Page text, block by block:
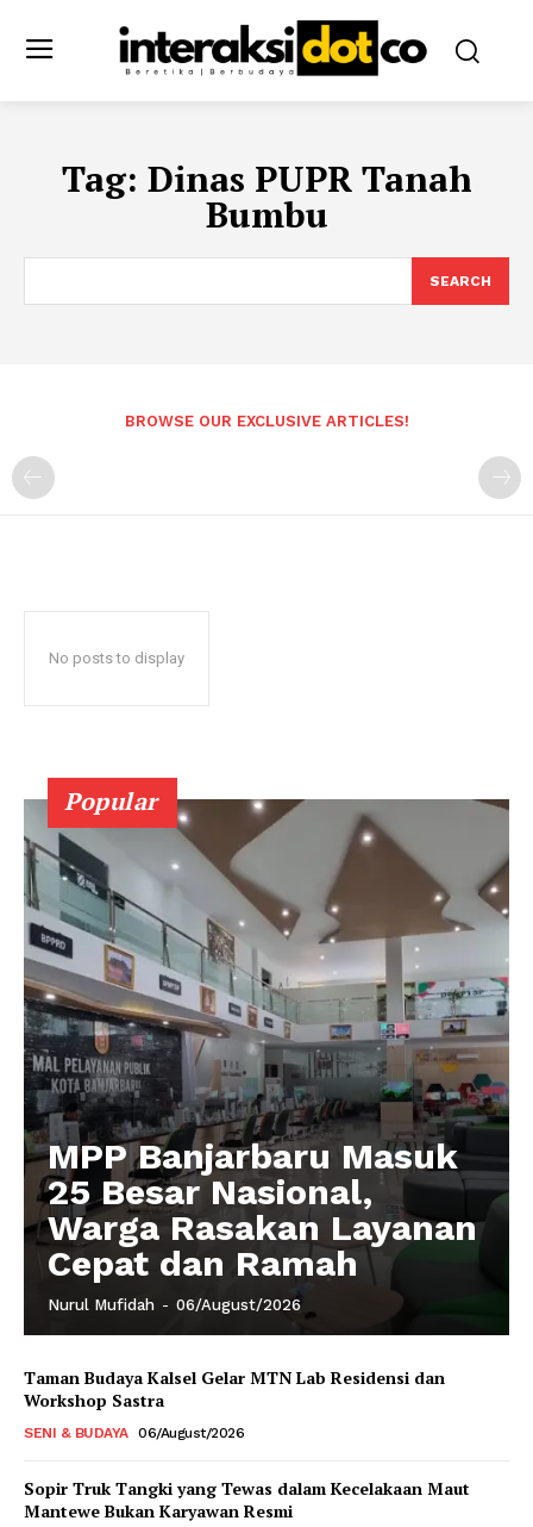
Tag: Dinas PUPR Tanah
Bumbu
SEARCH
BROWSE OUR EXCLUSIVE ARTICLES!
No posts to display
Popular
MPP Banjarbaru Masuk
25 Besar Nasional,
Warga Rasakan Layanan
Cepat dan Ramah
Nurul Mufidah - 06/August/2026
Taman Budaya Kalsel Gelar MTN Lab Residensi dan
Workshop Sastra
SENI & BUDAYA 06/August/2026
Sopir Truk Tangki yang Tewas dalam Kecelakaan Maut
Mantewe Bukan Karyawan Resmi